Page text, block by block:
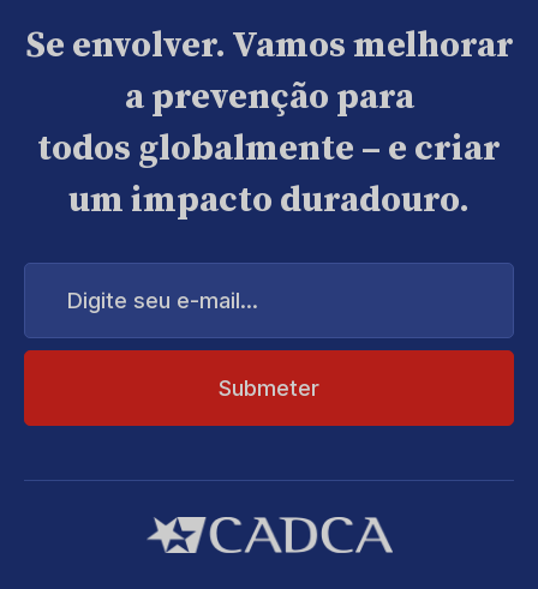
Se envolver. Vamos melhorar
a prevenção para
todos globalmente – e criar
um impacto duradouro.
Digite